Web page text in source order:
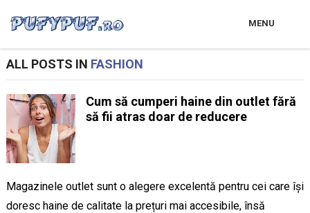
MENU
ALL POSTS IN FASHION
Cum să cumperi haine din outlet fără
să fii atras doar de reducere
Magazinele outlet sunt o alegere excelentă pentru cei care își
doresc haine de calitate la prețuri mai accesibile, însă